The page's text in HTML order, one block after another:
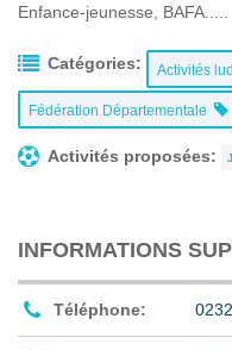
Enfance-jeunesse, BAFA.....
Catégories: Activités
Fédération Départementale
Activités proposées:
INFORMATIONS
Téléphone: